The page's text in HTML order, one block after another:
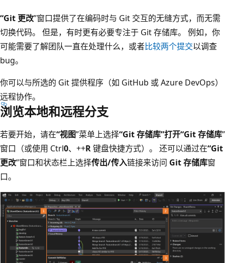
“Git 更改”窗口提供了在编码时与 Git 交互的无缝方式，而无需
切换代码。 但是，有时更有必要专注于 Git 存储库。 例如，你
可能需要了解团队一直在处理什么，或者比较两个提交以调查
bug。
你可以与所选的 Git 提供程序（如 GitHub 或 Azure DevOps）
远程协作。
浏览本地和远程分支
若要开始，请在“视图”菜单上选择“Git 存储库”打开“Git 存储库”
窗口（或使用 Ctrl0、++R键盘快捷方式）。 还可以通过在“Git
更改”窗口和状态栏上选择传出/传入链接来访问 Git 存储库窗
口。